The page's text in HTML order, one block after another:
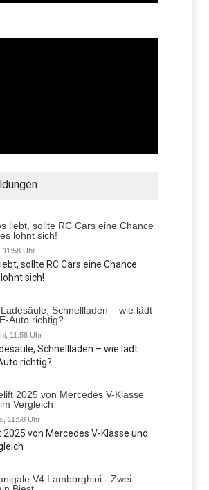
11:58 Uhr
sollte RC Cars eine Chance
sich!
11:58 Uhr
Schnellladen – wie lädt
richtig?
11:58 Uhr
2025 von Mercedes V-Klasse und